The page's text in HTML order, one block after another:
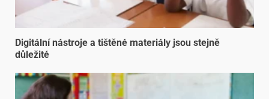
Digitální nástroje a tištěné materiály jsou stejně
důležité